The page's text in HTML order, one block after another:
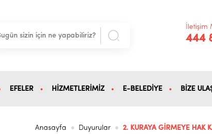
İletişim
444
EFELER HİZMETLERİMİZ E-BELEDİYE BİZE
Anasayfa Duyurular 2. KURAYA GİRMEYE HAK